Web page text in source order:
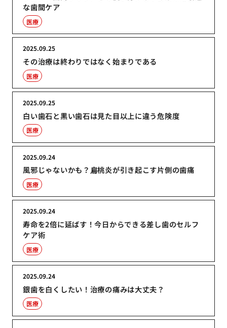
な歯間ケア
医療
その治療は終わりではなく始まりである
2025.09.25
医療
白い歯石と黒い歯石は見た目以上に違う危険度
2025.09.25
医療
風邪じゃないかも？扁桃炎が引き起こす片側の歯痛
2025.09.24
医療
寿命を2倍に延ばす！今日からできる差し歯のセルフ
ケア術
2025.09.24
医療
銀歯を白くしたい！治療の痛みは大丈夫？
2025.09.24
医療